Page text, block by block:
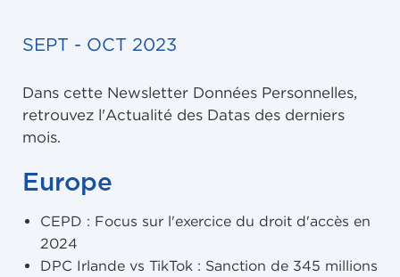
SEPT - OCT 2023
Dans cette Newsletter Données Personnelles,
retrouvez l'Actualité des Datas des derniers
mois.
Europe
CEPD : Focus sur l'exercice du droit d'accès en
2024
DPC Irlande vs TikTok : Sanction de 345 millions